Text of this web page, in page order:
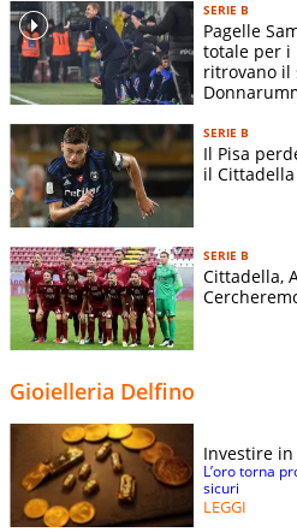
SERIE B
Pagelle
totale per i
ritrovano il
SERIE B
Il Pisa
il Cittadella
SERIE B
Cittadella,
Gioielleria Delfino
Investire
L’oro torna
sicuri
LEGGI